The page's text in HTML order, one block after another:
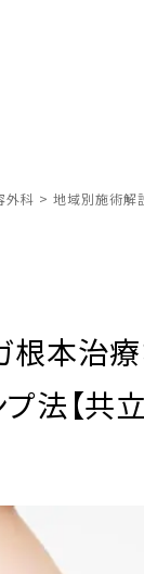
外科 > 地域別施術解
根本治
法【共